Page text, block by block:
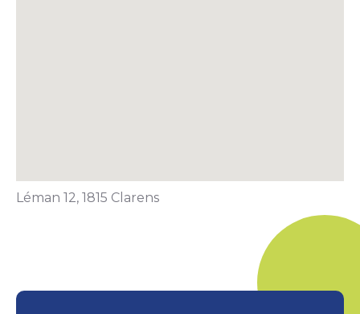
Léman 12, 1815 Clarens